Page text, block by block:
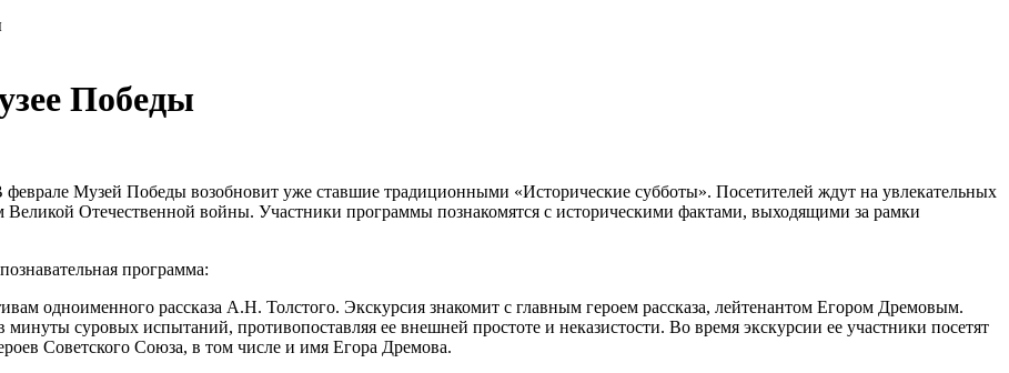
Победы
Музей Победы возобновит уже ставшие традиционными «Исторические субботы». Посетителей ждут на увлекательных
Великой Отечественной войны. Участники программы познакомятся с историческими фактами, выходящими за рамки
программа:
одноименного рассказа А.Н. Толстого. Экскурсия знакомит с главным героем рассказа, лейтенантом Егором Дремовым.
суровых испытаний, противопоставляя ее внешней простоте и неказистости. Во время экскурсии ее участники посетят
Советского Союза, в том числе и имя Егора Дремова.